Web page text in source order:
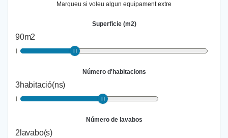
Marqueu si voleu algun equipament extre
Superficie (m2)
90m2
Número d'habitacions
3habitació(ns)
Número de lavabos
2 lavabo(s)